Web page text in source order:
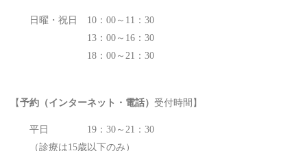
日曜・祝日 10：00～11：30
13：00～16：30
18：00～21：30
【 予約 （インターネット・電話） 受付時間】
平日 19：30～21：30
（診療は15歳以下のみ）